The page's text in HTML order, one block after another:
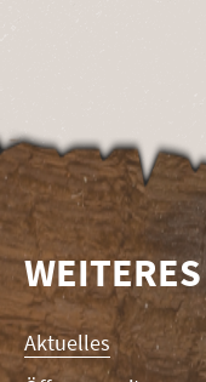
Navigation
überspringen
Aktuelles